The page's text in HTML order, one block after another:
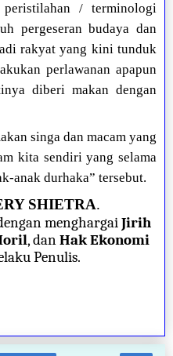
peristilahan / terminologi
pergeseran budaya dan
rakyat yang kini tunduk
perlawanan apapun
diberi makan dengan
singa dan macam yang
kita sendiri yang selama
anak durhaka” tersebut.
SHIETRA.
menghargaiJirih
, danHak Ekonomi
Penulis.